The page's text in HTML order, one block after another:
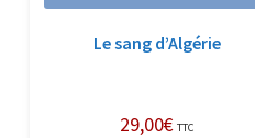
Le sang d’Algérie
29,00€ TTC